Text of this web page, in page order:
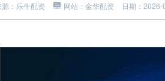
源：乐牛配资 网站：金华配资 日期：